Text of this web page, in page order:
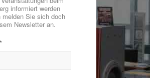
informiert werden
melden Sie sich doch
Newsletter an.
*